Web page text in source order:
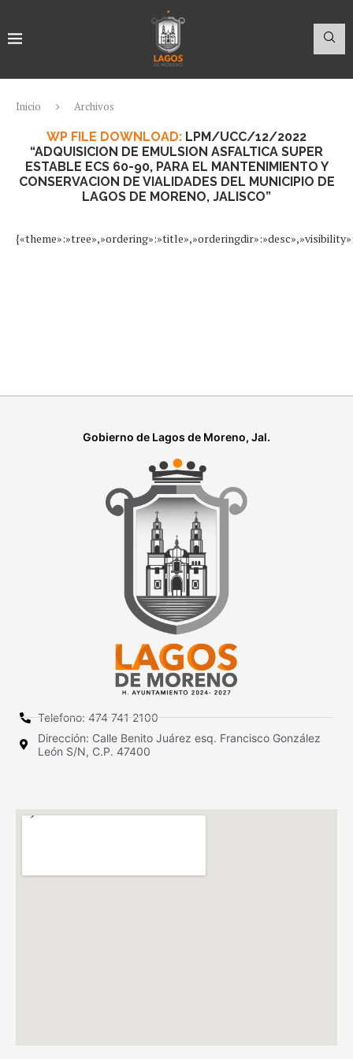
Inicio Archivos
WP FILE DOWNLOAD: LPM/UCC/12/2022
“ADQUISICION DE EMULSION ASFALTICA SUPER
ESTABLE ECS 60-90, PARA EL MANTENIMIENTO Y
CONSERVACION DE VIALIDADES DEL MUNICIPIO DE
LAGOS DE MORENO, JALISCO”
Gobierno de Lagos de Moreno, Jal.
Telefono: 474 741 2100
Dirección: Calle Benito Juárez esq. Francisco González
León S/N, C.P. 47400